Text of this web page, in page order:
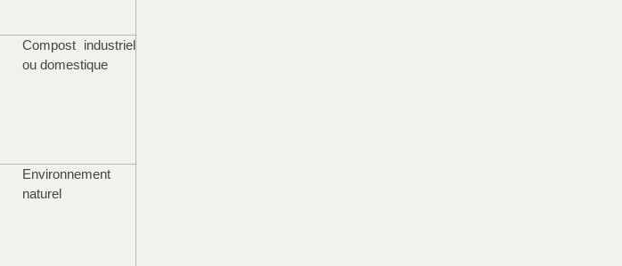
Compost industriel
ou domestique
Environnement
naturel